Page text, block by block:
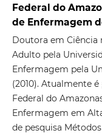
Federal do
de Enfermagem
Doutora em Ciência
Adulto pela
Enfermagem pela
(2010). Atualmente
Federal do
Enfermagem em
de pesquisa